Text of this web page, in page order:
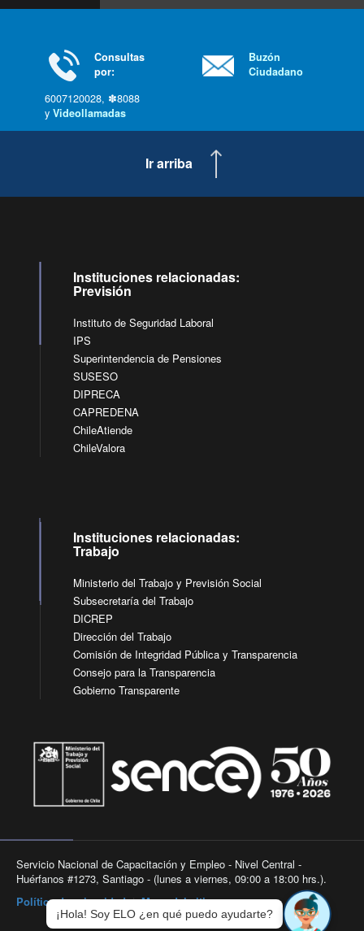
Consultas
por:
6007120028, ✽8088
y Videollamadas
Buzón
Ciudadano
Ir arriba
Instituciones relacionadas:
Previsión
Instituto de Seguridad Laboral
IPS
Superintendencia de Pensiones
SUSESO
DIPRECA
CAPREDENA
ChileAtiende
ChileValora
Instituciones relacionadas:
Trabajo
Ministerio del Trabajo y Previsión Social
Subsecretaría del Trabajo
DICREP
Dirección del Trabajo
Comisión de Integridad Pública y Transparencia
Consejo para la Transparencia
Gobierno Transparente
Servicio Nacional de Capacitación y Empleo - Nivel Central -
Huérfanos #1273, Santiago - (lunes a viernes, 09:00 a 18:00 hrs.).
Política de privacidad|Mapa del sitio
¡Hola! Soy ELO ¿en qué puedo ayudarte?